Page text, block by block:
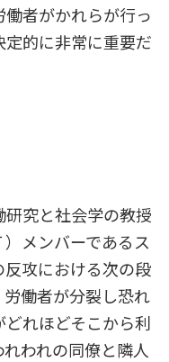
者がかれらが行っ
的に非常に重要だ
究と社会学の教授
メンバーであるス
攻における次の段
働者が分裂し恐れ
れほどそこから利
われの同僚と隣人